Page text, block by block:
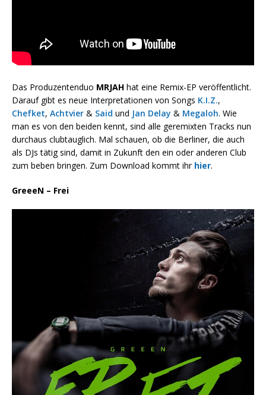
Das Produzentenduo MRJAH hat eine Remix-EP veröffentlicht.
Darauf gibt es neue Interpretationen von Songs K.I.Z.,
Chefket, Achtvier & Said und Jan Delay & Megaloh. Wie
man es von den beiden kennt, sind alle geremixten Tracks nun
durchaus clubtauglich. Mal schauen, ob die Berliner, die auch
als DJs tätig sind, damit in Zukunft den ein oder anderen Club
zum beben bringen. Zum Download kommt ihr hier.
GreeeN – Frei